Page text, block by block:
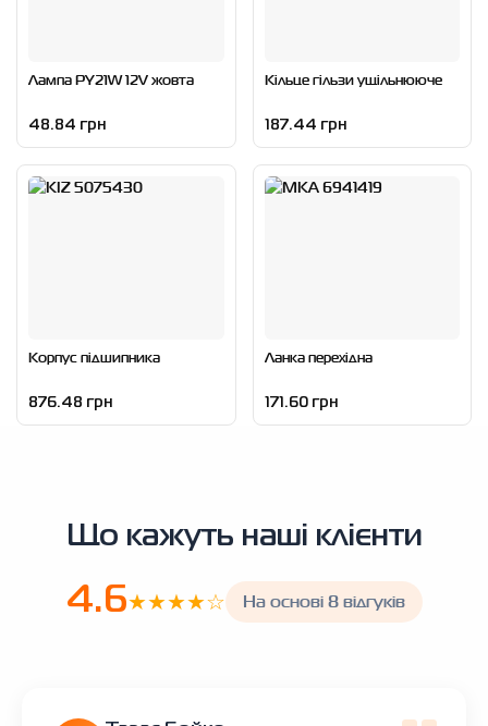
Лампа PY21W 12V жовта
48.84 грн
Кільце гільзи ущільнююче
187.44 грн
Корпус підшипника
876.48 грн
Ланка перехідна
171.60 грн
Що кажуть наші клієнти
4.6★★★★☆ На основі 8 відгуків